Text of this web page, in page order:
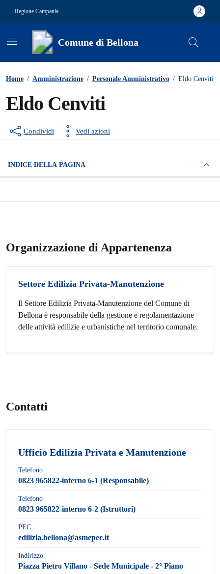
Regione Campania
Comune di Bellona
Home / Amministrazione / Personale Amministrativo / Eldo Cenviti
Eldo Cenviti
Condividi Vedi azioni
INDICE DELLA PAGINA
Organizzazione di Appartenenza
Settore Edilizia Privata-Manutenzione
Il Settore Edilizia Privata-Manutenzione del Comune di
Bellona è responsabile della gestione e regolamentazione
delle attività edilizie e urbanistiche nel territorio comunale.
Contatti
Ufficio Edilizia Privata e Manutenzione
Telefono
0823 965822-interno 6-1 (Responsabile)
Telefono
0823 965822-interno 6-2 (Istruttori)
PEC
edilizia.bellona@asmepec.it
Indirizzo
Piazza Pietro Villano - Sede Municipale - 2° Piano